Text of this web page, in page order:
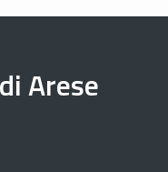
Arese